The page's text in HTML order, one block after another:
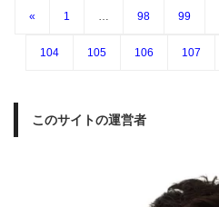
« 1 98 99
104 105 106 107
このサイトの運営者